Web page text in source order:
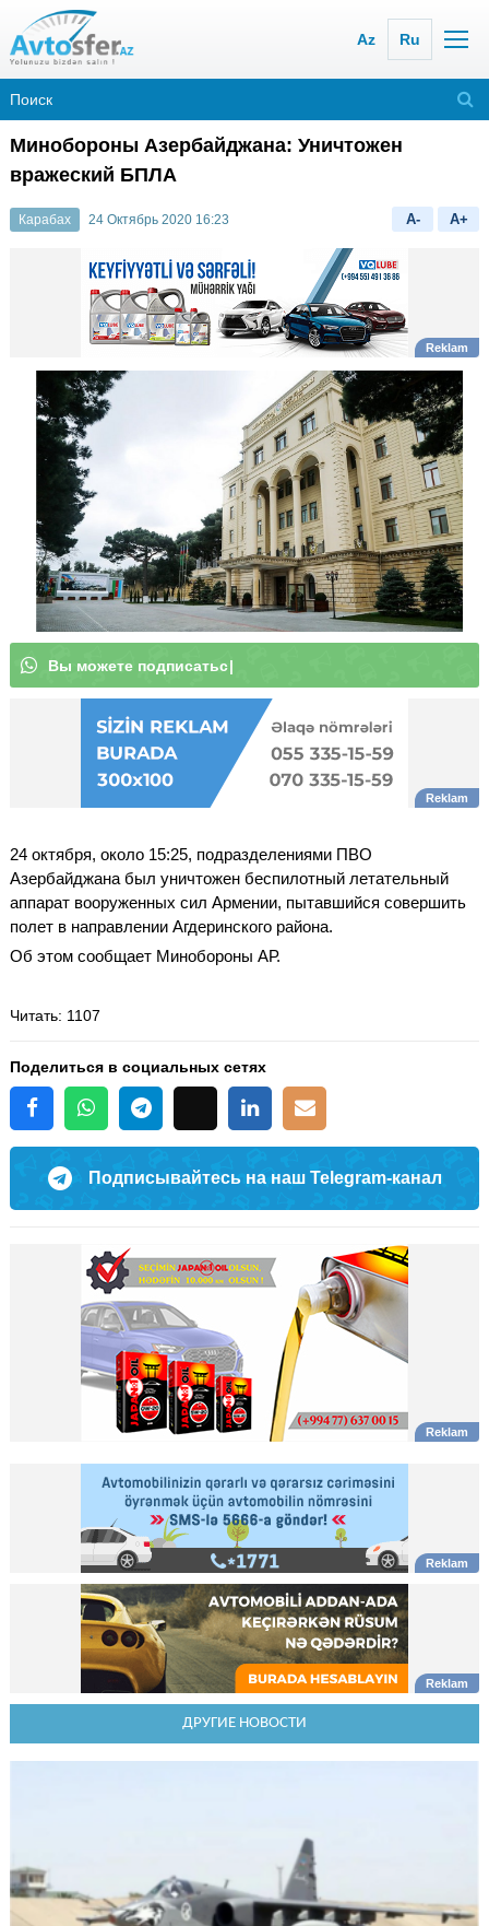
Az Ru
Минобороны Азербайджана: Уничтожен
вражеский БПЛА
Карабах 24 Октябрь 2020 16:23 A- A+
Вы |
24 октября, около 15:25, подразделениями ПВО
Азербайджана был уничтожен беспилотный летательный
аппарат вооруженных сил Армении, пытавшийся совершить
полет в направлении Агдеринского района.
Об этом сообщает Минобороны АР.
Читать: 1107
Поделиться в социальных сетях
Подписывайтесь на наш Telegram-канал
ДРУГИЕ НОВОСТИ